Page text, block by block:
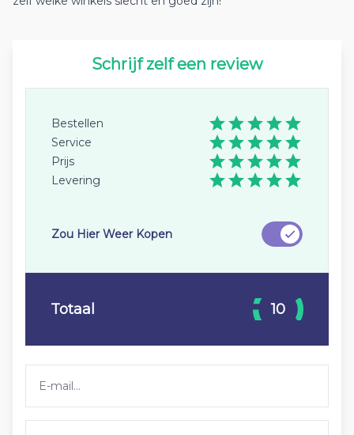
Schrijf zelf een review
Bestellen
Service
Prijs
Levering
Zou Hier Weer Kopen
Totaal 10